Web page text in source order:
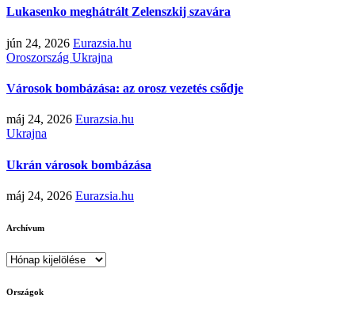
Lukasenko meghátrált Zelenszkij szavára
jún 24, 2026 Eurazsia.hu
Oroszország Ukrajna
Városok bombázása: az orosz vezetés csődje
máj 24, 2026 Eurazsia.hu
Ukrajna
Ukrán városok bombázása
máj 24, 2026 Eurazsia.hu
Archívum
Archívum
Országok